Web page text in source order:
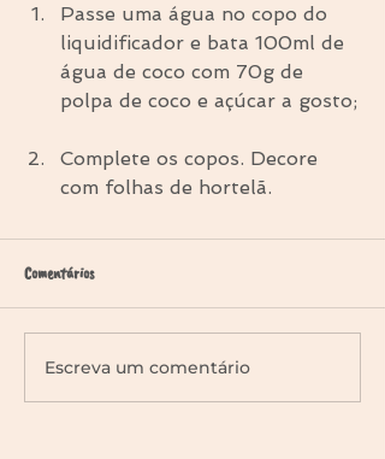
Passe uma água no copo do
liquidificador e bata 100ml de
água de coco com 70g de
polpa de coco e açúcar a gosto;
Complete os copos. Decore
com folhas de hortelã.
Comentários
Escreva um comentário